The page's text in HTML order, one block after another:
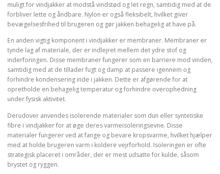
muligt for vindjakker at modstå vindstød og let regn, samtidig med at de
forbliver lette og åndbare. Nylon er også fleksibelt, hvilket giver
bevægelsesfrihed til brugeren og gør jakken behagelig at have på.
En anden vigtig komponent i vindjakker er membraner. Membraner er
tynde lag af materiale, der er indlejret mellem det ydre stof og
inderforingen. Disse membraner fungerer som en barriere mod vinden,
samtidig med at de tillader fugt og damp at passere igennem og
forhindre kondensering inde i jakken. Dette er afgørende for at
opretholde en behagelig temperatur og forhindre overophedning
under fysisk aktivitet.
Derudover anvendes isolerende materialer som dun eller syntetiske
fibre i vindjakker for at øge deres varmeisoleringsevne. Disse
materialer fungerer ved at fange og bevare kropsvarme, hvilket hjælper
med at holde brugeren varm i koldere vejrforhold. Isoleringen er ofte
strategisk placeret i områder, der er mest udsatte for kulde, såsom
brystet og ryggen.